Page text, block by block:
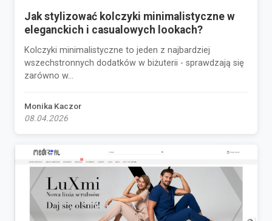
Jak stylizować kolczyki minimalistyczne w
eleganckich i casualowych lookach?
Kolczyki minimalistyczne to jeden z najbardziej
wszechstronnych dodatków w biżuterii - sprawdzają się
zarówno w...
Monika Kaczor
08.04.2026